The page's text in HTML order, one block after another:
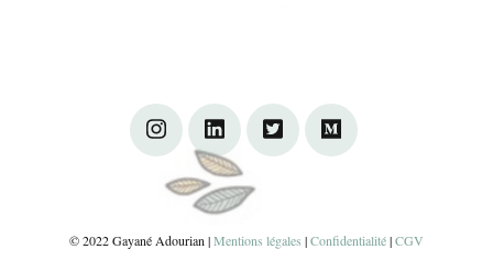
© 2022 Gayané Adourian |Mentions légales |Confidentialité|CGV